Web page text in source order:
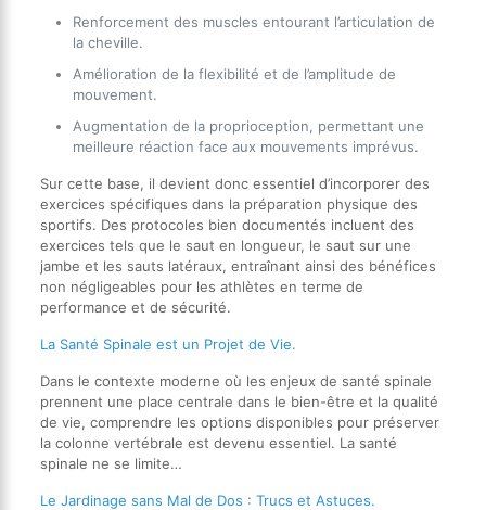
Renforcement des muscles entourant l’articulation de
la cheville.
Amélioration de la flexibilité et de l’amplitude de
mouvement.
Augmentation de la proprioception, permettant une
meilleure réaction face aux mouvements imprévus.
Sur cette base, il devient donc essentiel d’incorporer des
exercices spécifiques dans la préparation physique des
sportifs. Des protocoles bien documentés incluent des
exercices tels que le saut en longueur, le saut sur une
jambe et les sauts latéraux, entraînant ainsi des bénéfices
non négligeables pour les athlètes en terme de
performance et de sécurité.
La Santé Spinale est un Projet de Vie.
Dans le contexte moderne où les enjeux de santé spinale
prennent une place centrale dans le bien-être et la qualité
de vie, comprendre les options disponibles pour préserver
la colonne vertébrale est devenu essentiel. La santé
spinale ne se limite…
Le Jardinage sans Mal de Dos : Trucs et Astuces.